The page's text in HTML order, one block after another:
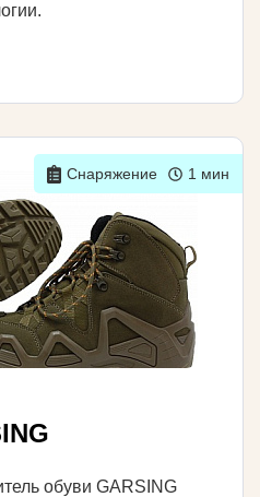
обуви GARSING
Снаряжение 1 мин